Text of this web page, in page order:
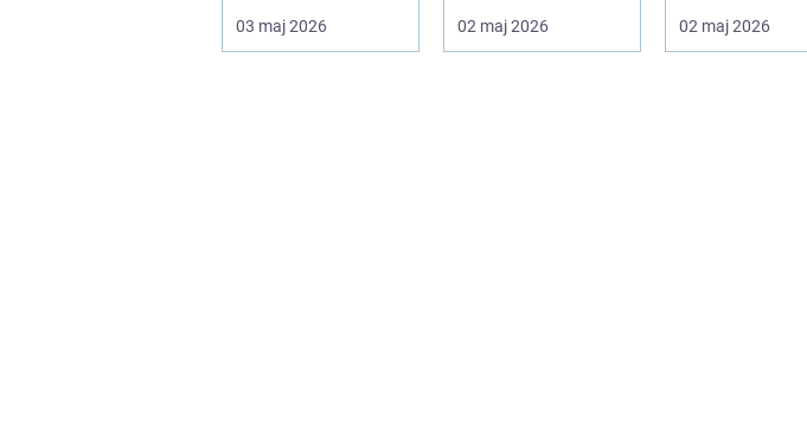
03 maj 2026
riktigt hinner
återhämta si...
02 maj 2026
fungerar som en
förlängning ...
02 maj 2026